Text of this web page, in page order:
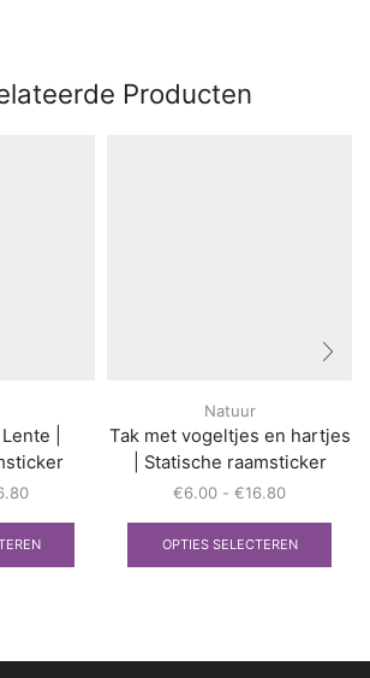
Producten
|
Prijsklasse:
tot
Natuur
Tak met vogeltjes en hartjes
| Statische raamsticker
€6.00 - €16.80Prijsklasse:
tot
OPTIES SELECTEREN